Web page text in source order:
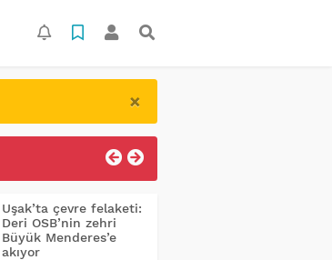
×
Uşak’ta çevre felaketi:
Deri OSB’nin zehri
Büyük Menderes’e
akıyor